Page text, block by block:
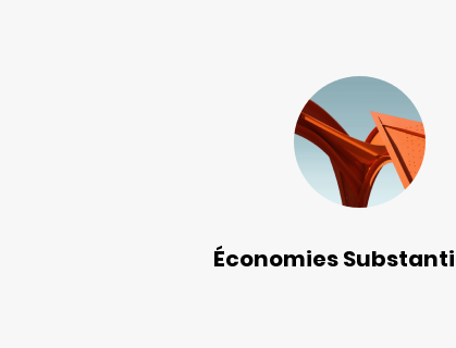
Économies